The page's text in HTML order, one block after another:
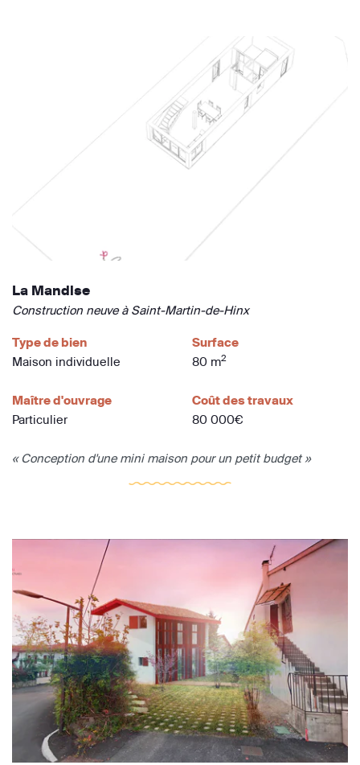
La Mandise
Construction neuve à Saint-Martin-de-Hinx
Type de bien
Maison individuelle
Surface
80 m2
Maître d'ouvrage
Particulier
Coût des travaux
80 000€
« Conception d'une mini maison pour un petit budget »